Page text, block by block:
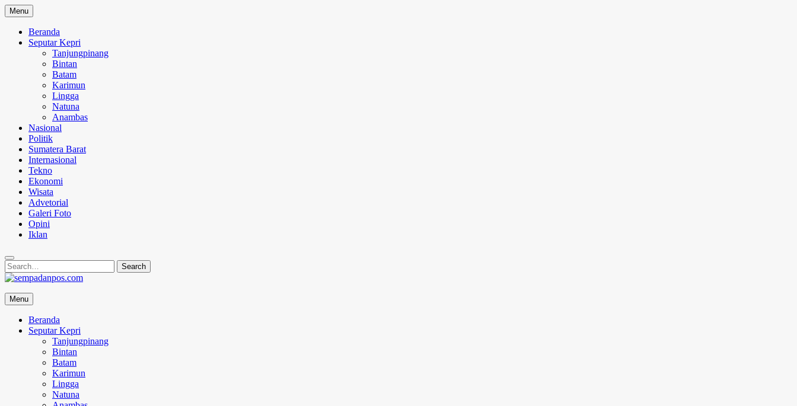
Skip
to
content
Menu
Beranda
Seputar Kepri
Tanjungpinang
Bintan
Batam
Karimun
Lingga
Natuna
Anambas
Nasional
Politik
Sumatera Barat
Internasional
Tekno
Ekonomi
Wisata
Advetorial
Galeri Foto
Opini
Iklan
Search
for:
Search
sempadanpos.com
Menyampaikan Berita Dengan Analisa
Menu
Beranda
Seputar Kepri
Tanjungpinang
Bintan
Batam
Karimun
Lingga
Natuna